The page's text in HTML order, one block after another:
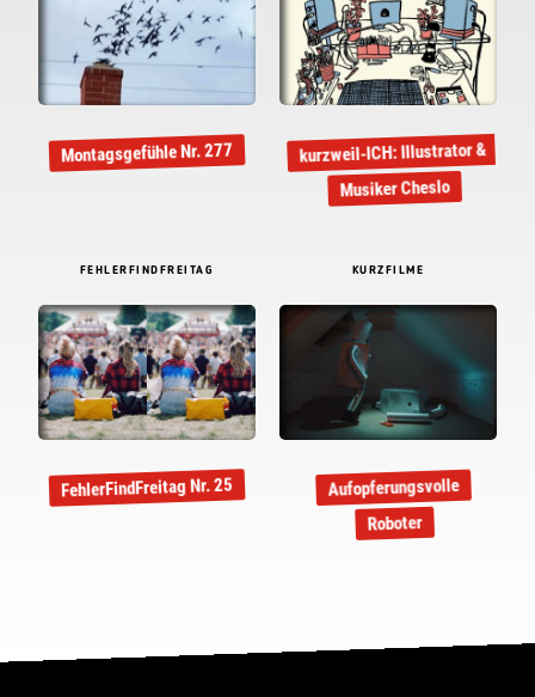
Montagsgefühle Nr. 277 kurzweil-ICH: Illustrator &
Musiker Cheslo
FEHLERFINDFREITAG
FehlerFindFreitag Nr. 25
KURZFILME
Aufopferungsvolle
Roboter